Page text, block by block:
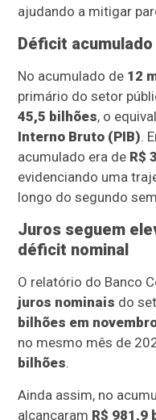
ajudando a mitigar
Déficit
No acumulado de 12
primário do setor
45,5 bilhões, o
Interno Bruto (PIB).
acumulado era de R$
evidenciando uma
longo do segundo
Juros seguem
déficit nominal
O relatório do Banco
juros nominais do
bilhões em
no mesmo mês de
bilhões.
Ainda assim, no
alcançaram R$ 981,9